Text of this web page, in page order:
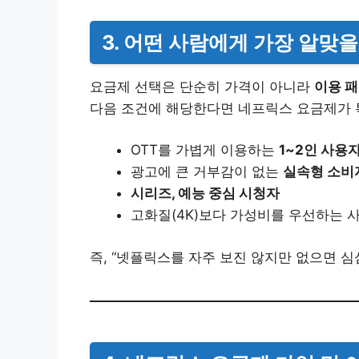
3. 어떤 사람에게 가장 알맞
요금제 선택은 단순히 가격이 아니라 이용
다음 조건에 해당한다면 네프릭스 요금제가
OTT를 가볍게 이용하는 1~2인 사용
광고에 큰 거부감이 없는 실속형 소비
시리즈, 예능 중심 시청자
고화질(4K)보다 가성비를 우선하는
즉, “넷플릭스를 자주 보진 않지만 없으면